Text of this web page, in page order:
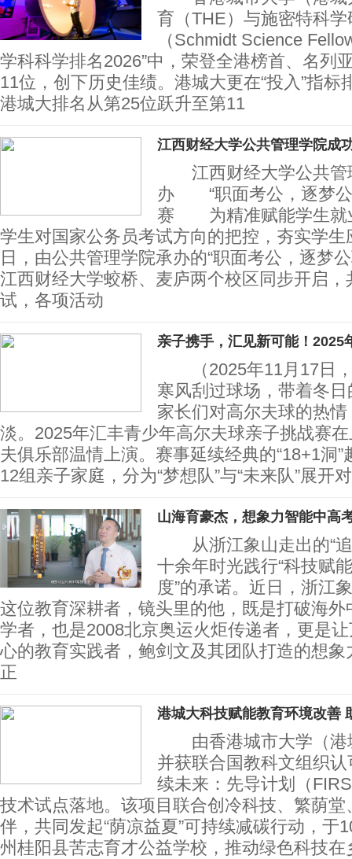
育（THE）与施密特科
（Schmidt Science
学科科学排名2026”中，荣登全港榜首、名列
11位，创下历史佳绩。港城大更在“投入”
港城大排名从第25位跃升至第11
江西财经大学公共管理学院成
江西财经大学公共管
办 “职面考公，逐梦公
赛 为精准赋能学生就
学生对国家公务员考试方向的把控，夯实学生
日，由公共管理学院承办的“职面考公，逐梦
江西财经大学蛟桥、麦庐两个校区同步开启，
试，各项活动
亲子携手，汇见新可能！2025
（2025年11月17日，
寒风刮过球场，带着冬
家长们对高尔夫球的热
淡。2025年汇丰青少年高尔夫球亲子挑战赛
夫俱乐部温情上演。赛事延续经典的“18+1洞
12组亲子家庭，分为“梦想队”与“未来队”展开
山海育豪杰，想象力智能中高
从浙江象山走出的“追
十余年时光践行“科技赋
度”的承诺。近日，浙江
这位教育深耕者，镜头里的他，既是打破海
学者，也是2008北京奥运火炬传递者，更是
心的教育实践者，鲍剑文及其团队打造的想
正
港城大科技赋能教育环境改善
由香港城市大学（港
并获联合国教科文组织
续未来：先导计划（
技术试点落地。该项目联合创冷科技、繁荫
伴，共同发起“荫凉益夏”可持续减碳行动，于
州桂阳县苦志育才公益学校，推动绿色科技在